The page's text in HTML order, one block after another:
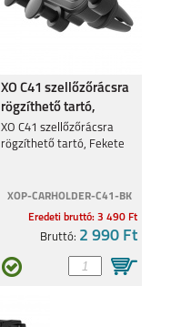
XO C41 szellőzőrácsra
rögzíthető tartó,
Fekete
XO C41 szellőzőrácsra
rögzíthető tartó, Fekete
XOP-CARHOLDER-C41-BK
Eredeti bruttó: 3 490 Ft
Bruttó: 2 990 Ft